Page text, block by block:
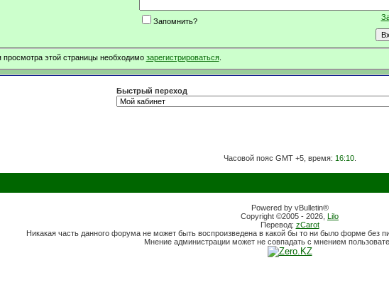
Запомнить?
просмотра этой страницы необходимо зарегистрироваться.
Быстрый переход
Часовой пояс GMT +5, время: 16:10.
Powered by vBulletin®
Copyright ©2005 - 2026, Lilo
Перевод: zCarot
Никакая часть данного форума не может быть воспроизведена в какой бы то ни было форме без
Мнение администрации может не совпадать с мнением